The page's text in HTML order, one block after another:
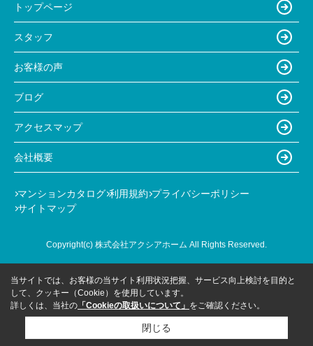
トップページ
スタッフ
お客様の声
ブログ
アクセスマップ
会社概要
マンションカタログ 利用規約 プライバシーポリシー
サイトマップ
Copyright(c) 株式会社アクシアホーム All Rights Reserved.
当サイトでは、お客様の当サイト利用状況把握、サービス向上検討を目的と
して、クッキー（Cookie）を使用しています。
詳しくは、当社の 「Cookieの取扱いについて」 をご確認ください。
閉じる